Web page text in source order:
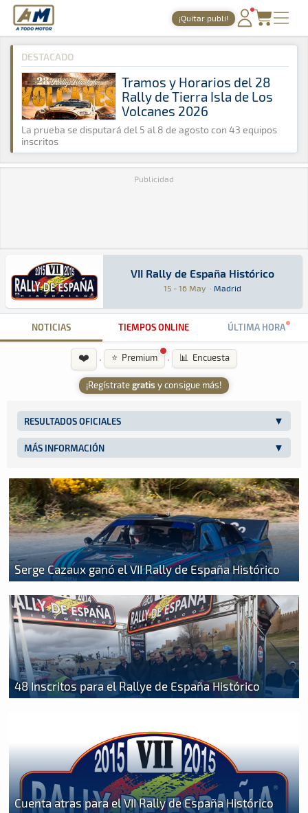
A Todo Motor · Revista del motor desde 1999
¡Quitar publi!
PORTADA
TIEMPOS ONLINE
NOTICIAS
AGENDA
GALERÍAS
A Todo Motor » Agenda » 2015 » Mayo
DESTACADO
Tramos y Horarios del 28
Rally de Tierra Isla de Los
Volcanes 2026
La prueba se disputará del 5 al 8 de agosto con 43 equipos
inscritos
Publicidad
VII Rally de España Histórico
VII Rally de España Histórico
15 - 16 May · Madrid
Rally · VII Rally de España Histórico: Aquí
Madrid
NOTICIAS TIEMPOS ONLINE ÚLTIMA HORA
❤️ · ⭐ Premium · 📊 Encuesta
¡Regístrategratis y consigue más!
RESULTADOS OFICIALES
MÁS INFORMACIÓN
Serge Cazaux ganó el VII Rally de España Histórico
48 Inscritos para el Rallye de España Histórico
Cuenta atras para el VII Rally de España Histórico